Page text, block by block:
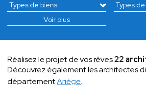
Voir plus
Réalisez le projet de vos rêves22
Découvrez également les architectes
départementAriège.